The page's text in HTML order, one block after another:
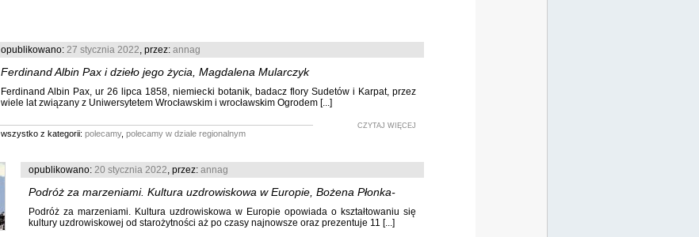
opublikowano: 27 stycznia 2022, przez: annag
Ferdinand Albin Pax i dzieło jego życia, Magdalena Mularczyk
Ferdinand Albin Pax, ur 26 lipca 1858, niemiecki botanik, badacz flory Sudetów i Karpat, przez
wiele lat związany z Uniwersytetem Wrocławskim i wrocławskim Ogrodem [...]
CZYTAJ WIĘCEJ
wszystko z kategorii: polecamy, polecamy w dziale regionalnym
opublikowano: 20 stycznia 2022, przez: annag
Podróż za marzeniami. Kultura uzdrowiskowa w Europie, Bożena Płonka-
Syropa, Paulina Suchecka
Podróż za marzeniami. Kultura uzdrowiskowa w Europie opowiada o kształtowaniu się
kultury uzdrowiskowej od starożytności aż po czasy najnowsze oraz prezentuje 11 [...]